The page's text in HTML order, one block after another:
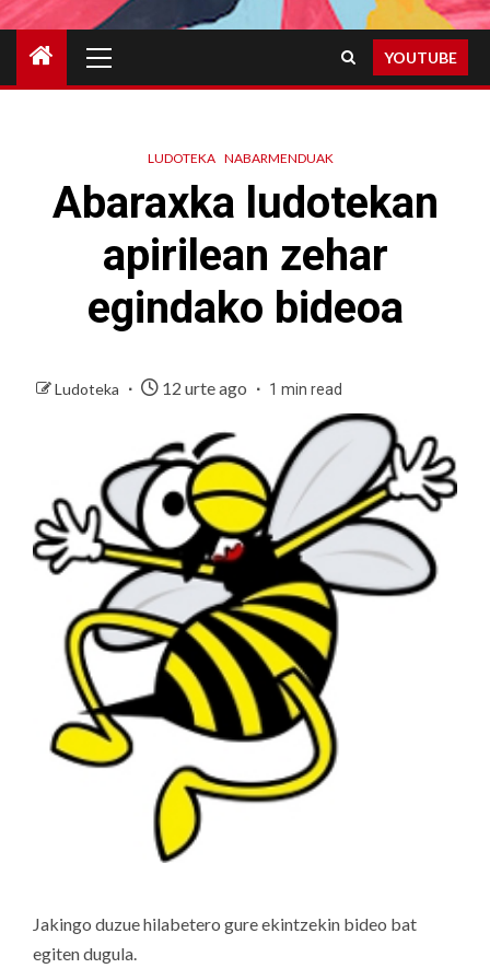
Menu
YOUTUBE
LUDOTEKA NABARMENDUAK
Abaraxka ludotekan
apirilean zehar
egindako bideoa
Ludoteka 12 urte ago 1 min read
Jakingo duzue hilabetero gure ekintzekin bideo bat
egiten dugula.